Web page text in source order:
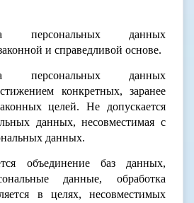
персональных данных
и справедливой основе.
персональных данных
конкретных, заранее
целей. Не допускается
данных, несовместимая с
данных.
объединение баз данных,
данные, обработка
в целях, несовместимых